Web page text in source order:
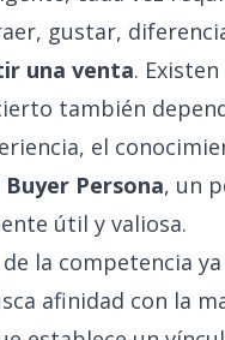
gustar,
una venta.
también
el
Buyer Persona, un
útil y valiosa.
la competencia
afinidad con la